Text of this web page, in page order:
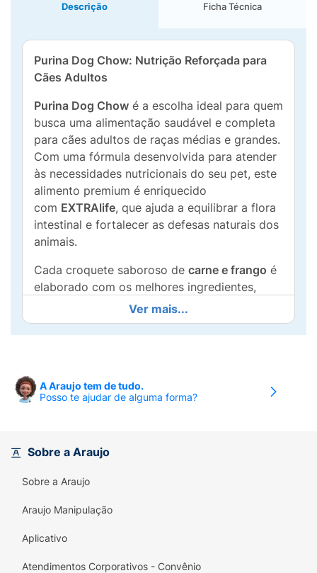
Descrição Ficha Técnica
Purina Dog Chow: Nutrição Reforçada para
Cães Adultos
Purina Dog Chow é a escolha ideal para quem
busca uma alimentação saudável e completa
para cães adultos de raças médias e grandes.
Com uma fórmula desenvolvida para atender
às necessidades nutricionais do seu pet, este
alimento premium é enriquecido
com EXTRAlife, que ajuda a equilibrar a flora
intestinal e fortalecer as defesas naturais dos
animais.
Cada croquete saboroso de carne e frango é
elaborado com os melhores ingredientes,
garantindo a energia e vitalidade que seu cão
precisa. Além de sabor irresistível, Purina Dog
Chow proporciona nutrição balanceada, o
Ao escolherDog Chowpara seu fiel
Com900gde pura nutrição em cada
seu cão feliz e saudável. Faça a escolha que o
seu pet merece e desfrute de momentos
juntos com muito mais disposição!
Ver mais...
A Araujo tem de tudo.
Posso te ajudar de alguma forma?
Sobre a Araujo
Sobre a Araujo
Araujo Manipulação
Aplicativo
Atendimentos Corporativos - Convênio